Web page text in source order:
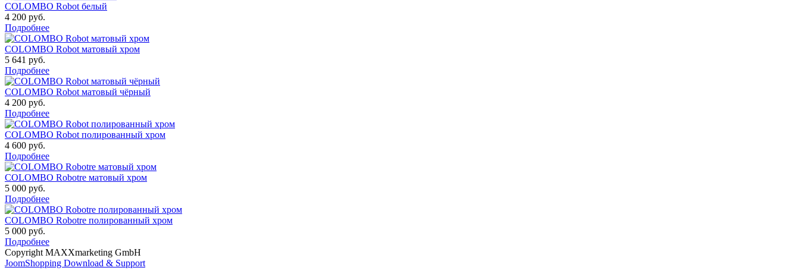
COLOMBO Robot белый
4 200 руб.
Подробнее
COLOMBO Robot матовый хром
5 641 руб.
Подробнее
COLOMBO Robot матовый чёрный
4 200 руб.
Подробнее
COLOMBO Robot полированный хром
4 600 руб.
Подробнее
COLOMBO Robotre матовый хром
5 000 руб.
Подробнее
COLOMBO Robotre полированный хром
5 000 руб.
Подробнее
Copyright MAXXmarketing GmbH
JoomShopping Download & Support